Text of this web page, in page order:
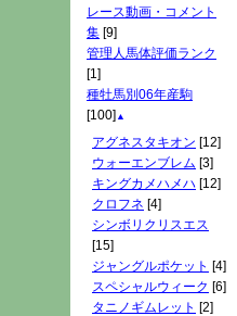
レース動画・コメント
集 [9]
管理人馬体評価ランク
[1]
種牡馬別06年産駒
[100] ▲
アグネスタキオン [12]
ウォーエンブレム [3]
キングカメハメハ [12]
クロフネ [4]
シンボリクリスエス
[15]
ジャングルポケット [4]
スペシャルウィーク [6]
タニノギムレット [2]